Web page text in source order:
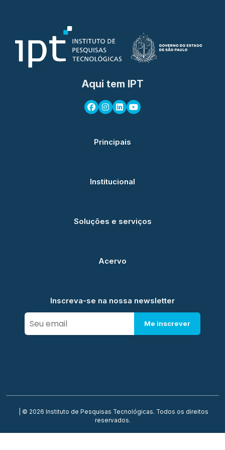
Aqui tem IPT
Principais
Institucional
Soluções e serviços
Acervo
Inscreva-se na nossa newsletter
Me inscrever
| © 2026 Instituto de Pesquisas Tecnológicas. Todos os direitos
reservados.